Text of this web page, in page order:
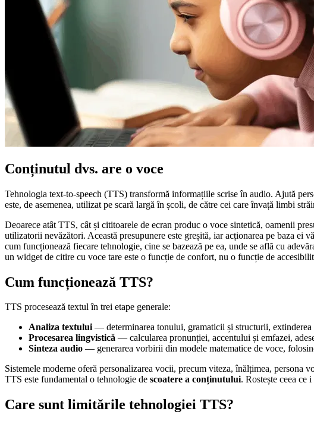
Conținutul dvs. are o voce
Tehnologia text-to-speech (TTS) transformă informațiile scrise în audio. Ajută
este, de asemenea, utilizat pe scară largă în școli, de către cei care învață limbi
Deoarece atât TTS, cât și cititoarele de ecran produc o voce sintetică, oamenii
utilizatorii nevăzători. Această presupunere este greșită, iar acționarea pe baza ei
cum funcționează fiecare tehnologie, cine se bazează pe ea, unde se află cu
un widget de citire cu voce tare este o funcție de confort, nu o funcție de
Cum funcționează TTS?
TTS procesează textul în trei etape generale:
Analiza textului— determinarea tonului, gramaticii și structurii,
Procesarea lingvistică — calcularea pronunției, accentului și emfazei,
Sinteza audio — generarea vorbirii din modele matematice de voce,
Sistemele moderne oferă personalizarea vocii, precum viteza, înălțimea,
TTS este fundamental o tehnologie de scoatere a conținutului. Rostește ceea ce
Care sunt limitările tehnologiei TTS?